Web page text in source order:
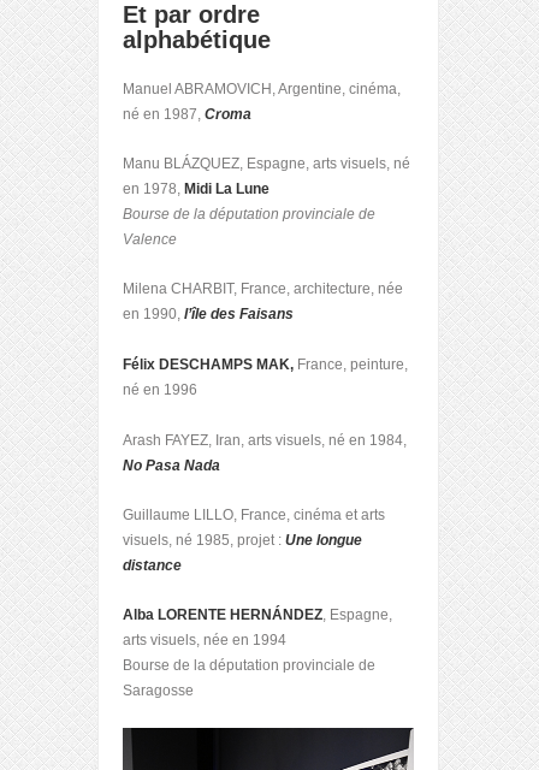
Et par ordre
alphabétique
Manuel ABRAMOVICH, Argentine, cinéma,
né en 1987, Croma
Manu BLÁZQUEZ, Espagne, arts visuels, né
en 1978, Midi La Lune
Bourse de la députation provinciale de
Valence
Milena CHARBIT, France, architecture, née
en 1990, l’île des Faisans
Félix DESCHAMPS MAK, France, peinture,
né en 1996
Arash FAYEZ, Iran, arts visuels, né en 1984,
No Pasa Nada
Guillaume LILLO, France, cinéma et arts
visuels, né 1985, projet : Une longue
distance
Alba LORENTE HERNÁNDEZ, Espagne,
arts visuels, née en 1994
Bourse de la députation provinciale de
Saragosse